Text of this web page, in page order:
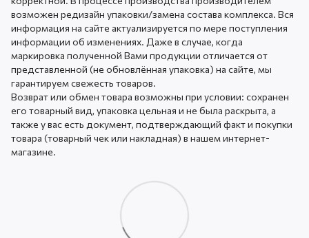
возможен редизайн упаковки/замена состава комплекса. Вся
информация на сайте актуализируется по мере поступления
информации об изменениях. Даже в случае, когда
маркировка полученной Вами продукции отличается от
представленной (не обновлённая упаковка) на сайте, мы
гарантируем свежесть товаров.
Возврат или обмен товара возможны при условии: сохранен
его товарный вид, упаковка цельная и не была раскрыта, а
также у вас есть документ, подтверждающий факт и покупки
товара (товарный чек или накладная) в нашем интернет-
магазине.